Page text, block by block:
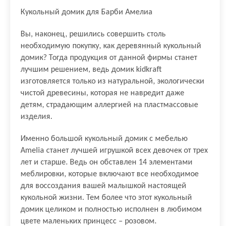
Кукольный домик для Барби Амелиа
Вы, наконец, решились совершить столь
необходимую покупку, как деревянный кукольный
домик? Тогда продукция от данной фирмы станет
лучшим решением, ведь домик kidkraft
изготовляется только из натуральной, экологически
чистой древесины, которая не навредит даже
детям, страдающим аллергией на пластмассовые
изделия.
Именно большой кукольный домик с мебелью
Amelia станет лучшей игрушкой всех девочек от трех
лет и старше. Ведь он обставлен 14 элементами
меблировки, которые включают все необходимое
для воссоздания вашей малышкой настоящей
кукольной жизни. Тем более что этот кукольный
домик целиком и полностью исполнен в любимом
цвете маленьких принцесс – розовом.